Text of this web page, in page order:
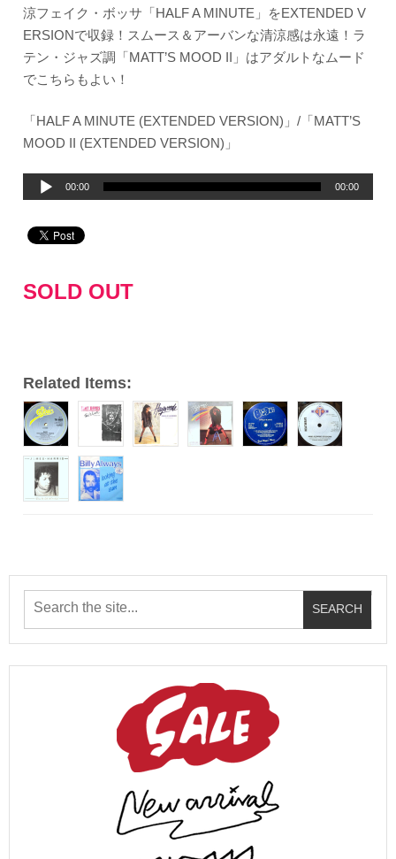
涼フェイク・ボッサ「HALF A MINUTE」をEXTENDED V
ERSIONで収録！スムース＆アーバンな清涼感は永遠！ラ
テン・ジャズ調「MATT’S MOOD II」はアダルトなムード
でこちらもよい！
「HALF A MINUTE (EXTENDED VERSION)」/「MATT’S
MOOD II (EXTENDED VERSION)」
プ
ヤ
00:00 00:00
SOLD OUT
Related Items: